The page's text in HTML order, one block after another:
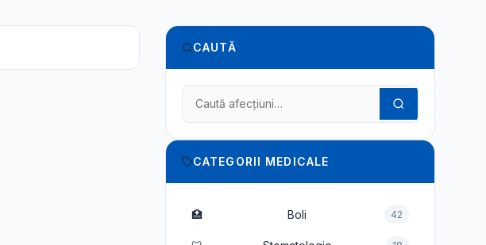
CAUTĂ
Caută în dicționarul medical
CATEGORII MEDICALE
🏥 Boli 42